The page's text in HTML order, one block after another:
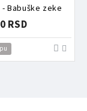
Babuške zeke
RSD